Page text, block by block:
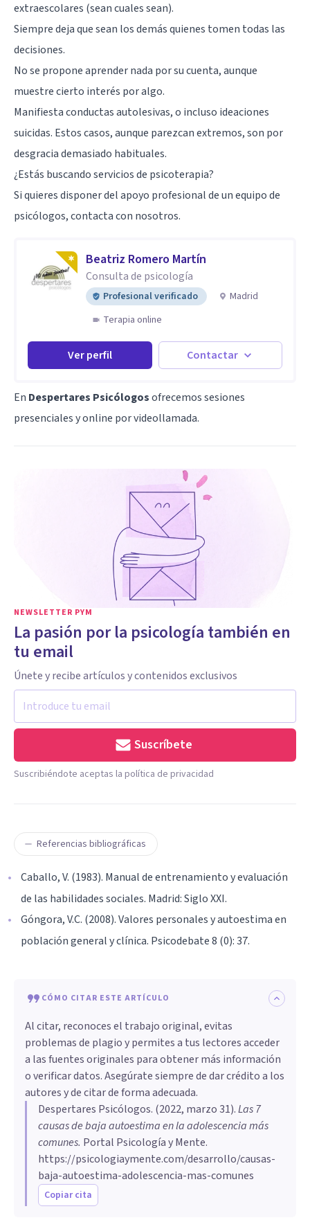
extraescolares (sean cuales sean).
Siempre deja que sean los demás quienes tomen todas las
decisiones.
No se propone aprender nada por su cuenta, aunque
muestre cierto interés por algo.
Manifiesta conductas autolesivas, o incluso ideaciones
suicidas. Estos casos, aunque parezcan extremos, son por
desgracia demasiado habituales.
¿Estás buscando servicios de psicoterapia?
Si quieres disponer del apoyo profesional de un equipo de
psicólogos, contacta con nosotros.
Beatriz Romero Martín
Consulta de psicología
Profesional verificado
Madrid
Terapia online
Ver perfil Contactar
En Despertares Psicólogosofrecemos sesiones
presenciales y online por videollamada.
NEWSLETTER PYM
La pasión por la psicología también en
tu email
Únete y recibe artículos y contenidos exclusivos
Suscríbete
Suscribiéndote aceptas la política de privacidad
Referencias bibliográficas
Caballo, V. (1983). Manual de entrenamiento y evaluación
de las habilidades sociales. Madrid: Siglo XXI.
Góngora, V.C. (2008). Valores personales y autoestima en
población general y clínica. Psicodebate 8 (0): 37.
CÓMO CITAR ESTE ARTÍCULO
Al citar, reconoces el trabajo original, evitas
problemas de plagio y permites a tus lectores acceder
a las fuentes originales para obtener más información
o verificar datos. Asegúrate siempre de dar crédito a los
autores y de citar de forma adecuada.
Despertares Psicólogos. (2022, marzo 31).Las 7
causas de baja autoestima en la adolescencia más
comunes. Portal Psicología y Mente.
https://psicologiaymente.com/desarrollo/causas-
baja-autoestima-adolescencia-mas-comunes
Copiar cita